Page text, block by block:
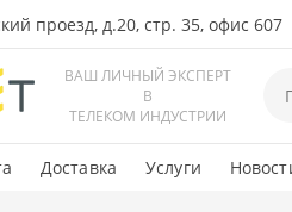
проезд, д.20, стр. 35, офис 607
ВАШ ЛИЧНЫЙ ЭКСПЕРТ
В
ТЕЛЕКОМ ИНДУСТРИИ
Доставка Услуги